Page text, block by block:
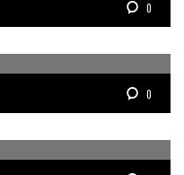
0
LA MARTINIQUE D’UN
0
AU CHU DE